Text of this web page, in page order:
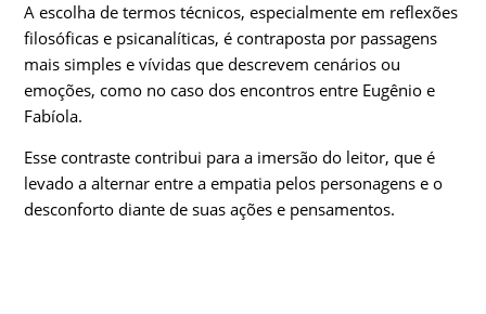
A escolha de termos técnicos, especialmente em reflexões
filosóficas e psicanalíticas, é contraposta por passagens
mais simples e vívidas que descrevem cenários ou
emoções, como no caso dos encontros entre Eugênio e
Fabíola.
Esse contraste contribui para a imersão do leitor, que é
levado a alternar entre a empatia pelos personagens e o
desconforto diante de suas ações e pensamentos.